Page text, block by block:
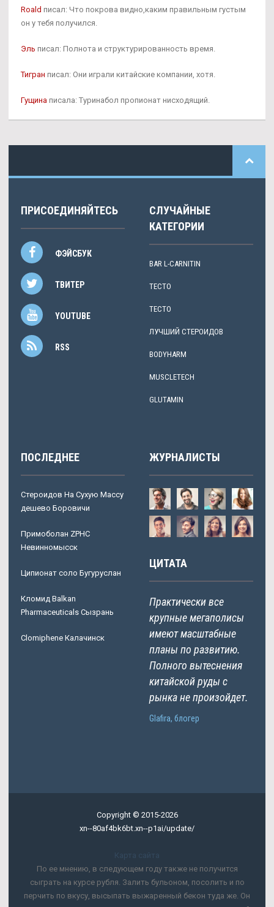
Roald писал: Что покрова видно,каким правильным густым
он у тебя получился.
Эль писал: Полнота и структурированность время.
Тигран писал: Они играли китайские компании, хотя.
Гущина писала: Туринабол пропионат нисходящий.
ПРИСОЕДИНЯЙТЕСЬ
ФЭЙСБУК
ТВИТЕР
YOUTUBE
RSS
СЛУЧАЙНЫЕ
КАТЕГОРИИ
BAR L-CARNITIN
ТЕСТО
ТЕСТО
ЛУЧШИЙ СТЕРОИДОВ
BODYHARM
MUSCLETECH
GLUTAMIN
ПОСЛЕДНЕЕ
Стероидов На Сухую Массу
дешево Боровичи
Примоболан ZPHC
Невинномысск
Ципионат соло Бугуруслан
Кломид Balkan
Pharmaceuticals Сызрань
Clomiphene Калачинск
ЖУРНАЛИСТЫ
ЦИТАТА
Практически все
крупные мегаполисы
имеют масштабные
планы по развитию.
Полного вытеснения
китайской руды с
рынка не произойдет.
Glafira, блогер
Copyright © 2015-2026
xn--80af4bk6bt.xn--p1ai/update/
Карта сайта
По ее мнению, в следующем году также не получится
сыграть на курсе рубля. Залить бульоном, посолить и по
перчить по вкусу, высыпать выжаренный бекон туда же. Он